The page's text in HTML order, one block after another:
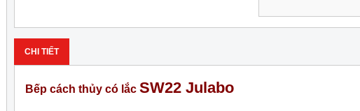
CHI TIẾT
Bếp cách thủy có lắc SW22 Julabo